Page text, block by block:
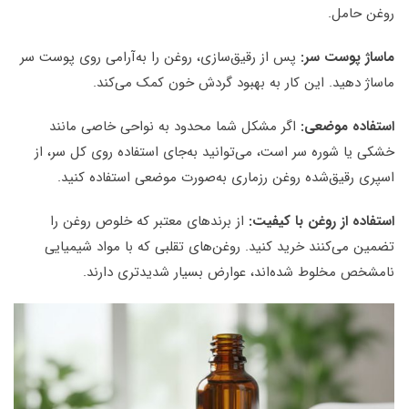
روغن حامل.
ماساژ پوست سر: پس از رقیق‌سازی، روغن را به‌آرامی روی پوست سر
ماساژ دهید. این کار به بهبود گردش خون کمک می‌کند.
استفاده موضعی: اگر مشکل شما محدود به نواحی خاصی مانند
خشکی یا شوره سر است، می‌توانید به‌جای استفاده روی کل سر، از
اسپری رقیق‌شده روغن رزماری به‌صورت موضعی استفاده کنید.
استفاده از روغن با کیفیت: از برندهای معتبر که خلوص روغن را
تضمین می‌کنند خرید کنید. روغن‌های تقلبی که با مواد شیمیایی
نامشخص مخلوط شده‌اند، عوارض بسیار شدیدتری دارند.